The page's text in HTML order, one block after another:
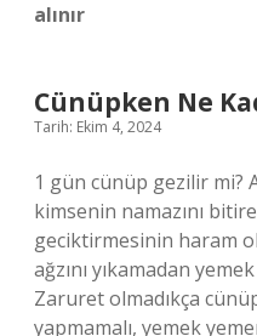
alınır
Cünüpken Ne
Tarih: Ekim 4, 2024
1 gün cünüp gezilir mi?
kimsenin namazını
geciktirmesinin haram
ağzını yıkamadan
Zaruret olmadıkça
yapmamalı, yemek